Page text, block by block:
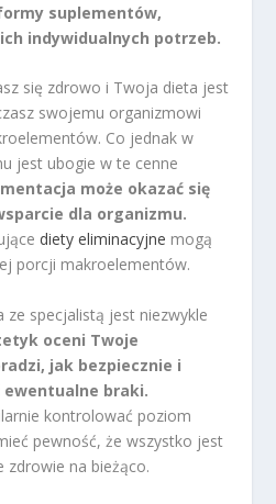
suplementów,
indywidualnych potrzeb.
się zdrowo i Twoja dieta jest
swojemu organizmowi
Co jednak w
jest ubogie w te cenne
może okazać się
dla organizmu.
diety eliminacyjne mogą
porcji makroelementów.
ze specjalistą jest niezwykle
oceni Twoje
jak bezpiecznie i
ewentualne braki.
kontrolować poziom
pewność, że wszystko jest
na bieżąco.